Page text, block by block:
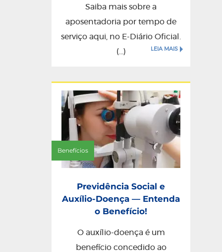
Saiba mais sobre a
aposentadoria por tempo de
serviço aqui, no E-Diário Oficial.
(...)
LEIA MAIS
Benefícios
Previdência Social e
Auxílio-Doença — Entenda
o Benefício!
O auxílio-doença é um
benefício concedido ao